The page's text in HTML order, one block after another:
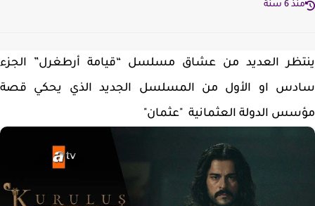
6 سنة
العديد من عشاق مسلسل “قيامة أرطغرل” الجزء
او الأول من المسلسل الجديد الذي يحكي قصة
الدولة العثمانية "عثمان"